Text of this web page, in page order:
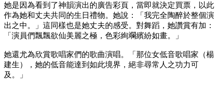
她是因為看到了神韻演出的廣告彩頁，當即就決定買票，以此
作為她和丈夫共同的生日禮物。她說：「我完全陶醉於整個演
出之中。」這同樣也是她丈夫的感受。對舞蹈，她讚賞有加：
「演員們飄飄欲仙美麗之極，色彩絢斕繽紛如畫。」
她還尤為欣賞歌唱家們的歌曲演唱。「那位女低音歌唱家（楊
建生），她的低音能達到如此境界，絕非尋常人之功力可
及。」